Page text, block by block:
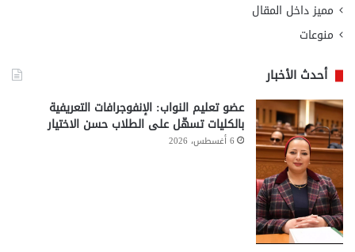
مميز داخل المقال
منوعات
أحدث الأخبار
عضو تعليم النواب: الإنفوجرافات التعريفية
بالكليات تسهّل على الطلاب حسن الاختيار
6 أغسطس، 2026